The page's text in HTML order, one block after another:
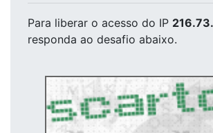
Para liberar o acesso do IP
responda ao desafio abaixo.